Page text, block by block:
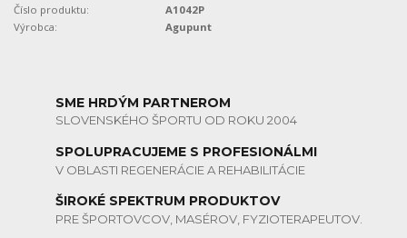
Číslo produktu:
A1042P
Výrobca:
Agupunt
SME HRDÝM PARTNEROM
SLOVENSKÉHO ŠPORTU OD ROKU 2004
SPOLUPRACUJEME S PROFESIONÁLMI
V OBLASTI REGENERÁCIE A REHABILITÁCIE
ŠIROKÉ SPEKTRUM PRODUKTOV
PRE ŠPORTOVCOV, MASÉROV, FYZIOTERAPEUTOV.